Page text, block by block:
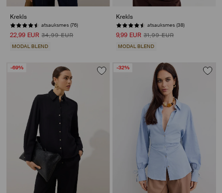
Krekls
atsauksmes (76)
22,99 EUR 34,99 EUR
MODAL BLEND
Krekls
atsauksmes (38)
9,99 EUR 31,99 EUR
MODAL BLEND
-69% -32%